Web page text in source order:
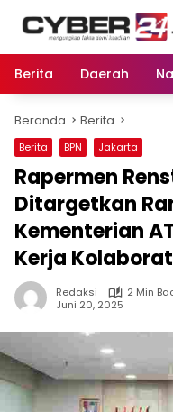
Berita
Daerah
Beranda Berita
Berita BPN Jakarta
Rapermen
Ditargetkan
Kementerian
Kerja
Redaksi
2 Min
Juni 20, 2025